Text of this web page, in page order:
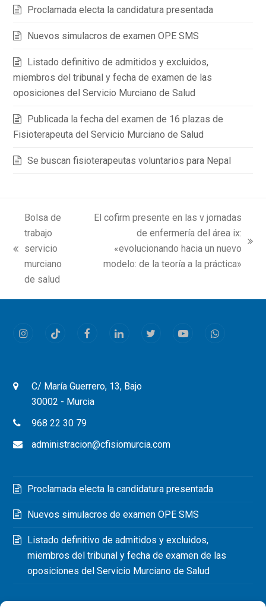
Proclamada electa la candidatura presentada
Nuevos simulacros de examen OPE SMS
Listado definitivo de admitidos y excluidos,
miembros del tribunal y fecha de examen de las
oposiciones del Servicio Murciano de Salud
Publicada la fecha del examen de 16 plazas de
Fisioterapeuta del Servicio Murciano de Salud
Se buscan fisioterapeutas voluntarios para Nepal
previous
post:
Bolsa de
trabajo
servicio
murciano
de salud
post:
El cofirm presente en las v jornadas
de enfermería del área ix:
«evolucionando hacia un nuevo
modelo: de la teoría a la práctica»
InstagramTiktok FacebookLinkedInTwitterYoutubeWhatsapp
C/ María Guerrero, 13, Bajo
30002 - Murcia
968 22 30 79
administracion@cfisiomurcia.com
Proclamada electa la candidatura presentada
Nuevos simulacros de examen OPE SMS
Listado definitivo de admitidos y excluidos,
miembros del tribunal y fecha de examen de las
oposiciones del Servicio Murciano de Salud